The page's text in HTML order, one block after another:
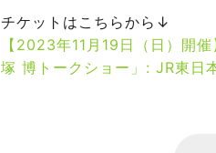
チケットはこちらから↓
【2023年11月19日（日）開
塚 博トークショー」: JR東